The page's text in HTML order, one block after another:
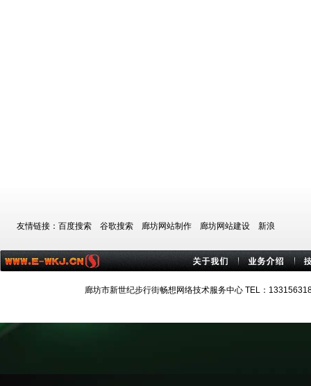
友情链接： 百度搜索 谷歌搜索 廊坊网站制作 廊坊网站建设 新浪
廊坊市新世纪步行街畅想网络技术服务中心 TEL：